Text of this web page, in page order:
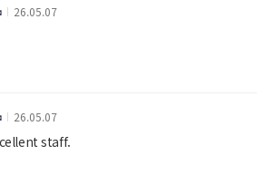
26.05.07
26.05.07
staff.